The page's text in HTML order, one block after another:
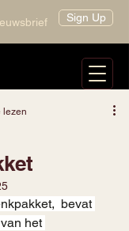
Sign Up
lezen
bevat
het